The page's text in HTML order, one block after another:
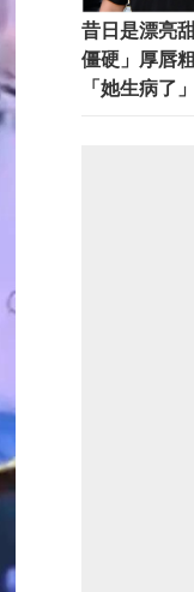
昔日是漂亮
僵硬」厚唇
「她生病了」